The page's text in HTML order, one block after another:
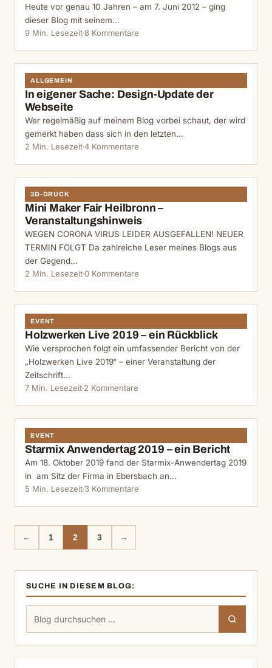
Heute vor genau 10 Jahren – am 7. Juni 2012 – ging
dieser Blog mit seinem…
9 Min. Lesezeit8 Kommentare
ALLGEMEIN
In eigener Sache: Design-Update der
Webseite
Wer regelmäßig auf meinem Blog vorbei schaut, der wird
gemerkt haben dass sich in den letzten…
2 Min. Lesezeit4 Kommentare
3D-DRUCK
Mini Maker Fair Heilbronn –
Veranstaltungshinweis
WEGEN CORONA VIRUS LEIDER AUSGEFALLEN! NEUER
TERMIN FOLGT Da zahlreiche Leser meines Blogs aus
der Gegend…
2 Min. Lesezeit0 Kommentare
EVENT
Holzwerken Live 2019 – ein Rückblick
Wie versprochen folgt ein umfassender Bericht von der
„Holzwerken Live 2019“ – einer Veranstaltung der
Zeitschrift…
7 Min. Lesezeit 2 Kommentare
EVENT
Starmix Anwendertag 2019 – ein Bericht
Am 18. Oktober 2019 fand der Starmix-Anwendertag 2019
in am Sitz der Firma in Ebersbach an…
5 Min. Lesezeit 3 Kommentare
← 1 2 3 →
SUCHE IN DIESEM BLOG:
Suchen